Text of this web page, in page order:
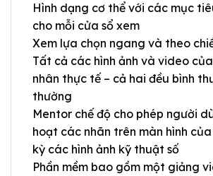
Hình dạng cơ thể với các mục
cho mỗi cửa sổ xem
Xem lựa chọn ngang và theo
Tất cả các hình ảnh và video
nhân thực tế – cả hai đều bình
thường
Mentor chế độ cho phép người
hoạt các nhãn trên màn hình
kỳ các hình ảnh kỹ thuật số
Phần mềm bao gồm một giảng